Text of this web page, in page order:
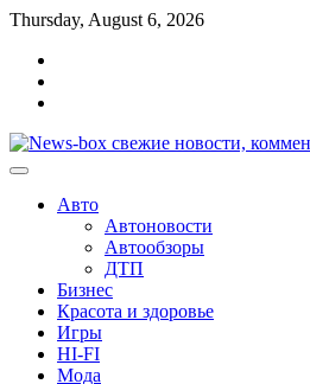
Перейти
содержимому
Thursday, August 6, 2026
Авто
Автоновости
Автообзоры
ДТП
Бизнес
Красота и здоровье
Игры
HI-FI
Мода